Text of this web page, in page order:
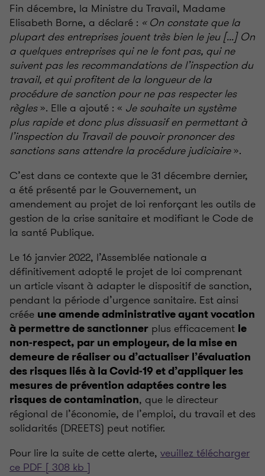
Fin décembre, la Ministre du Travail, Madame
Elisabeth Borne, a déclaré : « On constate que la
plupart des entreprises jouent très bien le jeu [...] On
a quelques entreprises qui ne le font pas, qui ne
suivent pas les recommandations de l’inspection du
travail, et qui profitent de la longueur de la
procédure de sanction pour ne pas respecter les
règles». Elle a ajouté : « Je souhaite un système
plus rapide et donc plus dissuasif en permettant à
l’inspection du Travail de pouvoir prononcer des
sanctions sans attendre la procédure judiciaire».
C’est dans ce contexte que le 31 décembre dernier,
a été présenté par le Gouvernement, un
amendement au projet de loi renforçant les outils de
gestion de la crise sanitaire et modifiant le Code de
la santé Publique.
Le 16 janvier 2022, l’Assemblée nationale a
définitivement adopté le projet de loi comprenant
un article visant à adapter le dispositif de sanction,
pendant la période d’urgence sanitaire. Est ainsi
créée une amende administrative ayant vocation
à permettre de sanctionner plus efficacement le
non-respect, par un employeur, de la mise en
demeure de réaliser ou d’actualiser l’évaluation
des risques liés à la Covid-19 et d’appliquer les
mesures de prévention adaptées contre les
risques de contamination, que le directeur
régional de l’économie, de l’emploi, du travail et des
solidarités (DREETS) peut notifier.
Pour lire la suite de cette alerte, veuillez télécharger
ce PDF [ 308 kb ]